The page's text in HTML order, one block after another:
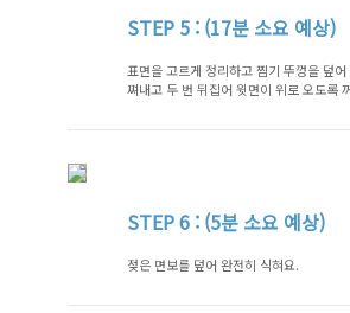
STEP5 : (17분 소요 예상)
표면을 고르게 정리하고 찜기 뚜껑을 덮
쪄내고 두 번 뒤집어 윗면이 위로 오도록
STEP6 : (5분 소요 예상)
젖은 면보를 덮어 완전히 식혀요.